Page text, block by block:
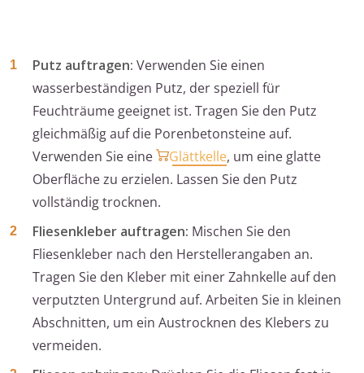
Putz auftragen: Verwenden Sie einen
wasserbeständigen Putz, der speziell für
Feuchträume geeignet ist. Tragen Sie den Putz
gleichmäßig auf die Porenbetonsteine auf.
Verwenden Sie eine
Glättkelle, um eine glatte
Oberfläche zu erzielen. Lassen Sie den Putz
vollständig trocknen.
Fliesenkleber auftragen: Mischen Sie den
Fliesenkleber nach den Herstellerangaben an.
Tragen Sie den Kleber mit einer Zahnkelle auf den
verputzten Untergrund auf. Arbeiten Sie in kleinen
Abschnitten, um ein Austrocknen des Klebers zu
vermeiden.